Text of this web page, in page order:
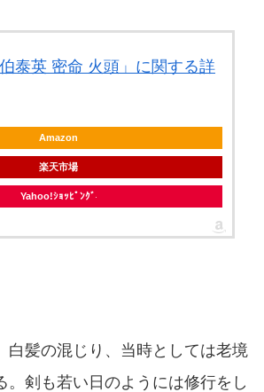
泰英 密命 火頭」に関する詳
Amazon
楽天市場
Yahoo!ｼｮｯﾋﾟﾝｸﾞ
白髪の混じり、当時としては老境
。剣も若い日のようには修行をし